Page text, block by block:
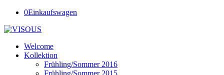
0Einkaufswagen
Welcome
Kollektion
Frühling/Sommer 2016
Frühling/Sommer 2015